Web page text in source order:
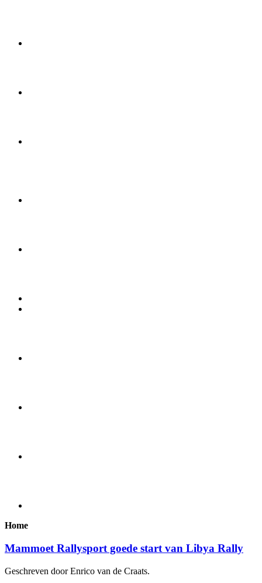
Home
Mammoet Rallysport goede start van Libya Rally
Geschreven door Enrico van de Craats.